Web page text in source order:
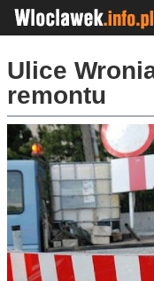
Ulice
remontu